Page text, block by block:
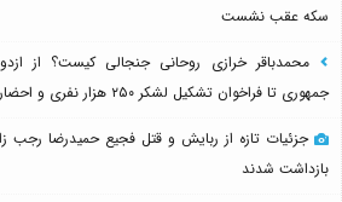
سکه عقب نشست
محمدباقر خرازی روحانی جنجالی کیست؟ از
جمهوری تا فراخوان تشکیل لشکر ۲۵۰ هزار نفری و احضار به دادگاه
بازداشت شدند